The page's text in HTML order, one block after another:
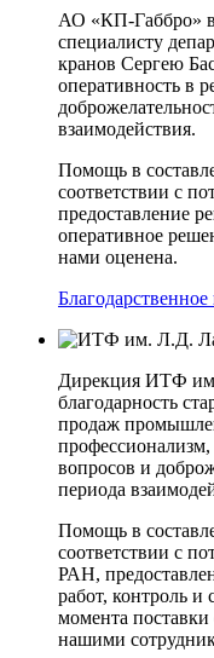
АО «КП-Габбро»
специалисту
кранов Сергею
оперативность в
взаимодействия.
Помощь в
соответствии с
предоставление
оперативное
нами оценена.
Дирекция ИТФ
благодарность
продаж
вопросов и
периода
Помощь в
соответствии с
РАН,
работ, контроль и
момента
нашими